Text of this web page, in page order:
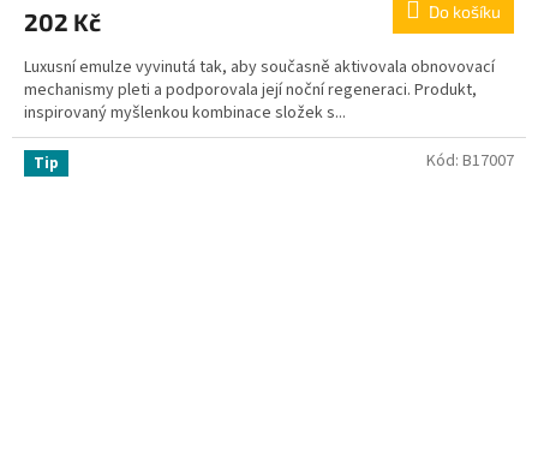
202 Kč Do košíku
Luxusní emulze vyvinutá tak, aby současně aktivovala obnovovací
mechanismy pleti a podporovala její noční regeneraci. Produkt,
inspirovaný myšlenkou kombinace složek s...
Tip Kód: B17007